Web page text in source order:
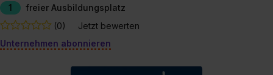
1
freier Ausbildungsplatz
(0)
Jetzt bewerten
Unternehmen abonnieren